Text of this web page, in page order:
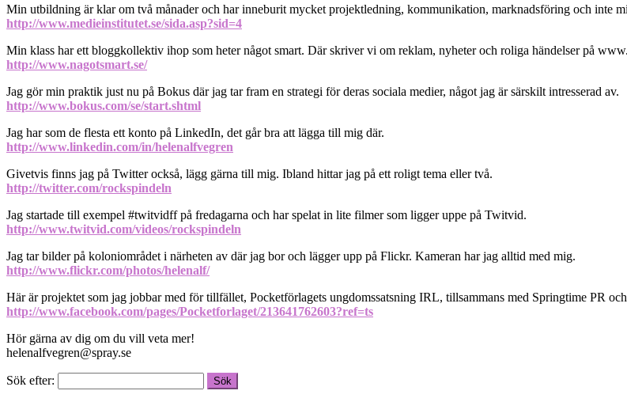
Min utbildning är klar om två månader och har inneburit mycket projektledning, kommunikation, marknadsföring och inte
http://www.medieinstitutet.se/sida.asp?sid=4
Min klass har ett bloggkollektiv ihop som heter något smart. Där skriver vi om reklam, nyheter och roliga händelser på www.
http://www.nagotsmart.se/
Jag gör min praktik just nu på Bokus där jag tar fram en strategi för deras sociala medier, något jag är särskilt intresserad av.
http://www.bokus.com/se/start.shtml
Jag har som de flesta ett konto på LinkedIn, det går bra att lägga till mig där.
http://www.linkedin.com/in/helenalfvegren
Givetvis finns jag på Twitter också, lägg gärna till mig. Ibland hittar jag på ett roligt tema eller två.
http://twitter.com/rockspindeln
Jag startade till exempel #twitvidff på fredagarna och har spelat in lite filmer som ligger uppe på Twitvid.
http://www.twitvid.com/videos/rockspindeln
Jag tar bilder på koloniområdet i närheten av där jag bor och lägger upp på Flickr. Kameran har jag alltid med mig.
http://www.flickr.com/photos/helenalf/
Här är projektet som jag jobbar med för tillfället, Pocketförlagets ungdomssatsning IRL, tillsammans med Springtime PR
http://www.facebook.com/pages/Pocketforlaget/213641762603?ref=ts
Hör gärna av dig om du vill veta mer!
helenalfvegren@spray.se
Sök efter: